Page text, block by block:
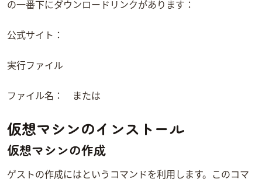
の一番下にダウンロードリンクがあります：
公式サイト：
vncviewer実行ファイル:
ファイル名： vncviewer64.exe または vncviewer.exe
仮想マシンのインストール
仮想マシンの作成
ゲストOSの作成にはvirt-installというコマンドを利用します。このコマ